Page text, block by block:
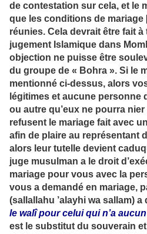
de contestation sur cela, et le
que les conditions de
réunies. Cela devrait être fait
jugement Islamique dans
objection ne puisse être
du groupe de « Bohra ». Si le
mentionné ci-dessus, alors
légitimes et aucune personne
ou autre qu’eux ne pourra
refusent le mariage fait avec
afin de plaire au représentant
alors leur tutelle devient
juge musulman a le droit
mariage pour vous avec la
vous a demandé en mariage,
(sallallahu ’alayhi wa sallam) a
le walî pour celui qui n’a
est le substitut du souverain